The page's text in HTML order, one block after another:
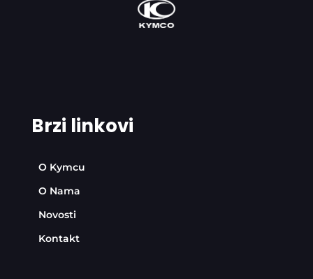
Brzi linkovi
O Kymcu
O Nama
Novosti
Kontakt